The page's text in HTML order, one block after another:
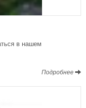
в нашем
Подробнее